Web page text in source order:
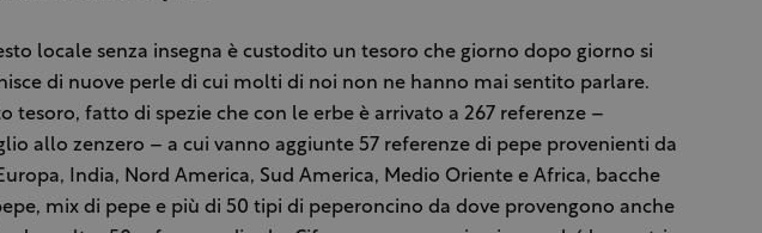
locale senza insegna è custodito un tesoro che giorno dopo giorno si
di nuove perle di cui molti di noi non ne hanno mai sentito parlare.
tesoro, fatto di spezie che con le erbe è arrivato a 267 referenze –
allo zenzero – a cui vanno aggiunte 57 referenze di pepe provenienti da
India, Nord America, Sud America, Medio Oriente e Africa, bacche
mix di pepe e più di 50 tipi di peperoncino da dove provengono anche